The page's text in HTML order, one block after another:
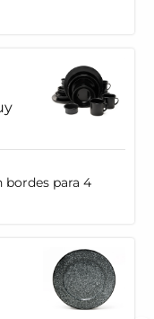
bordes para 4